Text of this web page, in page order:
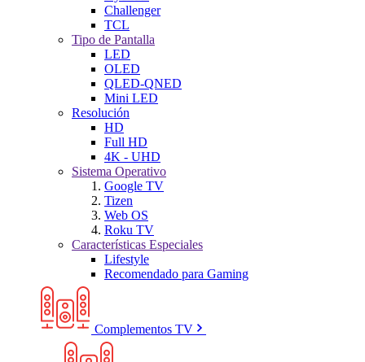
Challenger
TCL
Tipo de Pantalla
LED
OLED
QLED-QNED
Mini LED
Resolución
HD
Full HD
4K - UHD
Sistema Operativo
Google TV
Tizen
Web OS
Roku TV
Características Especiales
Lifestyle
Recomendado para Gaming
Complementos TV